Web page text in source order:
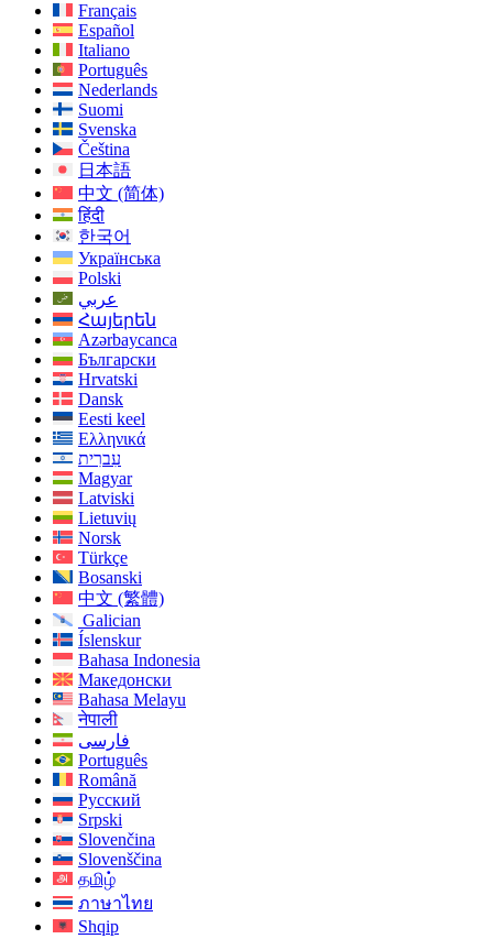
Français
Español
Italiano
Português
Nederlands
Suomi
Svenska
Čeština
日本語
中文 (简体)
हिंदी
한국어
Українська
Polski
عربي
Հայերեն
Azərbaycanca
Български
Hrvatski
Dansk
Eesti keel
Ελληνικά
עִברִית
Magyar
Latviski
Lietuvių
Norsk
Türkçe
Bosanski
中文 (繁體)
Galician
Íslenskur
Bahasa Indonesia
Македонски
Bahasa Melayu
नेपाली
فارسی
Português
Română
Русский
Srpski
Slovenčina
Slovenščina
தமிழ்
ภาษาไทย
Shqip